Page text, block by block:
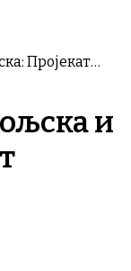
Пројекат…
и